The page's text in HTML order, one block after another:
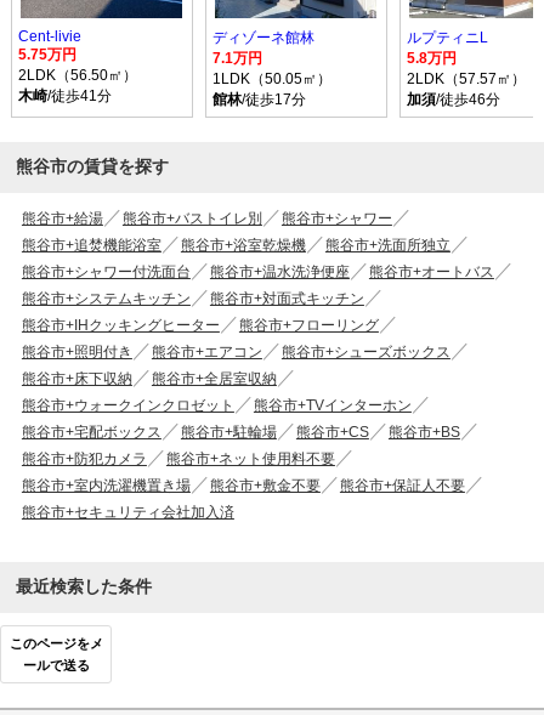
Cent-livie
5.75万円
2LDK（56.50㎡）
木崎/徒歩41分
ディゾーネ館林
7.1万円
1LDK（50.05㎡）
館林/徒歩17分
ルプティニL
5.8万円
2LDK（57.57㎡）
加須/徒歩46分
熊谷市の賃貸を探す
熊谷市+給湯 熊谷市+バストイレ別
熊谷市+シャワー
熊谷市+追焚機能浴室
熊谷市+浴室乾燥機
熊谷市+洗面所独立
熊谷市+シャワー付洗面台
熊谷市+温水洗浄便座
熊谷市+オートバス
熊谷市+システムキッチン
熊谷市+対面式キッチン
熊谷市+IHクッキングヒーター
熊谷市+フローリング
熊谷市+照明付き
熊谷市+エアコン
熊谷市+シューズボックス
熊谷市+床下収納
熊谷市+全居室収納
熊谷市+ウォークインクロゼット
熊谷市+TVインターホン
熊谷市+宅配ボックス
熊谷市+駐輪場 熊谷市+CS
熊谷市+BS
熊谷市+防犯カメラ
熊谷市+ネット使用料不要
熊谷市+室内洗濯機置き場
熊谷市+敷金不要
熊谷市+保証人不要
熊谷市+セキュリティ会社加入済
最近検索した条件
このページをメ
ールで送る